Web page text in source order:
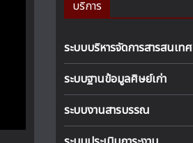
บริการ
ระบบบริหารจัดการสารสนเทศ
ระบบฐานข้อมูลศิษย์เก่า
ระบบงานสารบรรณ